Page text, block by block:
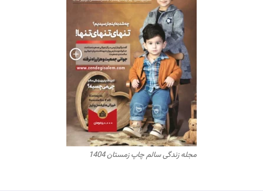
مجله زندگی سالم چاپ زمستان 1404